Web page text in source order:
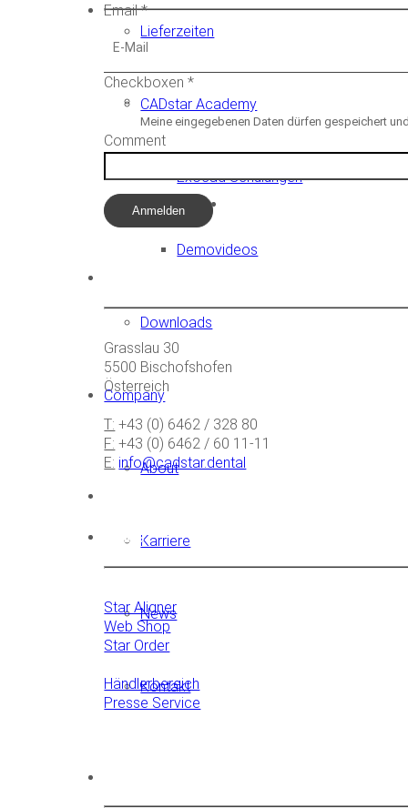
Lieferzeiten
CADstar Academy
Exocad Schulungen
Demovideos
Downloads
Company
About
Karriere
News
Kontakt
Email*
Checkboxen*
Meine eingegebenen Daten dürfen gespeichert
Comment
Anmelden
Grasslau 30
5500 Bischofshofen
Österreich
T: +43 (0) 6462 / 328 80
F: +43 (0) 6462 / 60 11-11
E: info@cadstar.dental
Links
Star Aligner
Web Shop
Star Order
Händlerbereich
Presse Service